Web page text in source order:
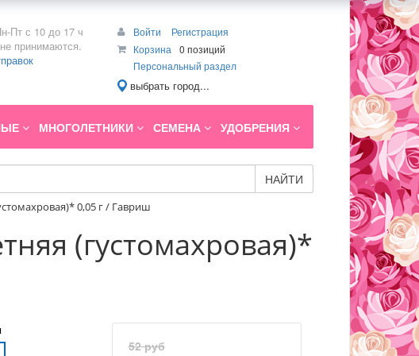
Пт с 10 до 17 ч
принимаются.
Войти
Регистрация
Корзина
0 позиций
Персональный раздел
выбрать город...
МНОГОЛЕТНИКИ СЕМЕНА УДОБРЕНИЯ
НАЙТИ
0,05 г / Гавриш
(густомахровая)*
52 руб